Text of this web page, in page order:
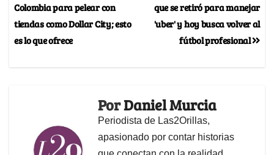
que se retiró para manejar
'uber' y hoy busca volver al
fútbol profesional
Colombia para pelear con
tiendas como Dollar City; esto
es lo que ofrece
PorDaniel Murcia
Periodista de Las2Orillas,
apasionado por contar historias